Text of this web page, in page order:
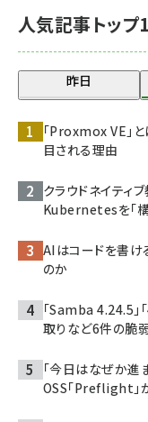
人気記事トップ
昨日
「Proxmox VE」
目される理由
クラウドネイティ
Kubernetesを「
AIはコードを書け
のか
「Samba 4.24.5」
取りなど6件の脆
「今日はなぜか進
OSS「Preflight」